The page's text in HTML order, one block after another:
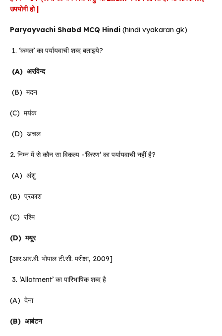
उपयोगी हो |
Paryayvachi Shabd MCQ Hindi (hindi vyakaran gk)
1. ‘कमल’ का पर्यायवाची शब्द बताइये?
(A) अरविन्द
(B) मदन
(C) मयंक
(D) अचल
2. निम्न में से कौन सा विकल्प -‘किरण’ का पर्यायवाची नहीं है?
(A) अंशु
(B) प्रकाश
(C) रश्मि
(D)मयूर
[आर.आर.बी. भोपाल टी.सी. परीक्षा, 2009]
3. ‘Allotment’ का पारिभाषिक शब्द है
(A) देना
(B) आबंटन